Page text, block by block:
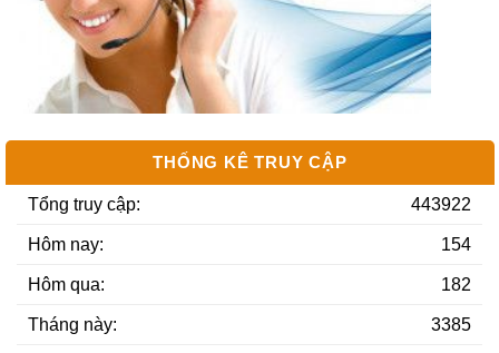
Bán 2000m2 lô siê…
THỐNG KÊ TRUY CẬP
443922
Tổng truy cập:
154
Hôm nay:
182
Hôm qua:
3385
Tháng này: